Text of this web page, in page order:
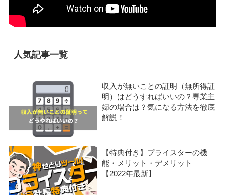
人気記事一覧
収入が無いことの証明（無所得証
明）はどうすればいいの？専業主
婦の場合は？気になる方法を徹底
解説！
【特典付き】プライスターの機
能・メリット・デメリット
【2022年最新】